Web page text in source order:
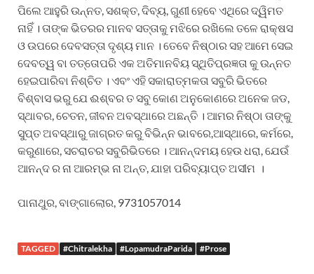
ପିଲେ ଆହୁରି ଉନ୍ନତ, ସଶକ୍ତ, ଦିବ୍ୟ, ଗୁଣୀ ହେବେ ଏଥିରେ ଦ୍ୱିମତ
ନାହିଁ । ତାଙ୍କ ଭିତରର ମାନବ ସତ୍ତାକୁ ମଝିରେ ରଖିଲେ ତଳେ ରାକ୍ଷସ
ଓ ଉପରେ ଦେବସତ୍ତା ଦୃଶ୍ୟ ମାନ । ତେବେ ନିଷ୍ଠାର ସହ ଆମେ ସେଇ
ଦେବତ୍ୱ ବା ତତ୍ତୋପରି ଏକ ଅତିମାନବିୟ ସ୍ଥିତିପ୍ରଜ୍ଞତା କୁ ଉନ୍ନତ
ହେଇପାରିବା ନିଶ୍ଚିତ । ଏବଂ ଏହି ସକାରାତ୍ମକତା ସବୁରି ଭିତରେ
ବିଶ୍ବାସ ଭରୁ ଯେ ଈଶ୍ବର ତ ସବୁ କୋଣ ଅନୁକୋଣରେ ଅନେକ ଜଡ,
ସ୍ଥାବର, ଚେତନ, ଜୀବନ ଅବସ୍ଥାରେ ଅଛନ୍ତି । ଆମର ନିଷ୍ଠା ତାଙ୍କୁ
ସୁପ୍ତ ଅବସ୍ଥାରୁ ଜାଗ୍ରତ କରୁ ବିଭିନ୍ନ ଭାବରେ,ଆସ୍ଥାରେ, କର୍ମରେ,
କରୁଣାରେ, ସଚରାଚର ସବୁରିଭିତରେ । ଆନନ୍ଦମୟ ହେଉ ଧରା, ଯେଉଁ
ଆନନ୍ଦ ର ନା ଆରମ୍ଭ ନା ଅନ୍ତ, ଯାହା ପରିବ୍ୟାପ୍ତ ଅସୀମ ।
ପାନାଥୁର, ବାଙ୍ଗାଲୋର, 9731057014
TAGGED #Chitralekha #LopamudraParida #Prose